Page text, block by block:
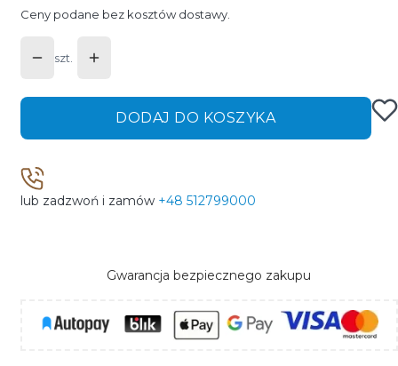
Ceny podane bez kosztów dostawy.
szt.
DODAJ DO KOSZYKA
lub zadzwoń i zamów +48 512799000
Gwarancja bezpiecznego zakupu